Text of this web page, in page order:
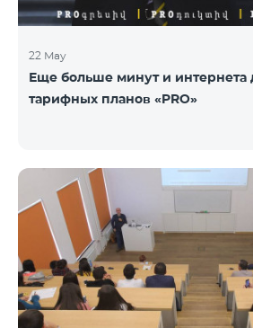
22 May
Еще больше минут и интернета
тарифных планов «PRO»